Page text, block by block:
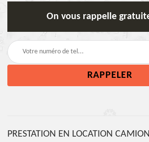
On vous rappelle
PRESTATION EN LOCATION